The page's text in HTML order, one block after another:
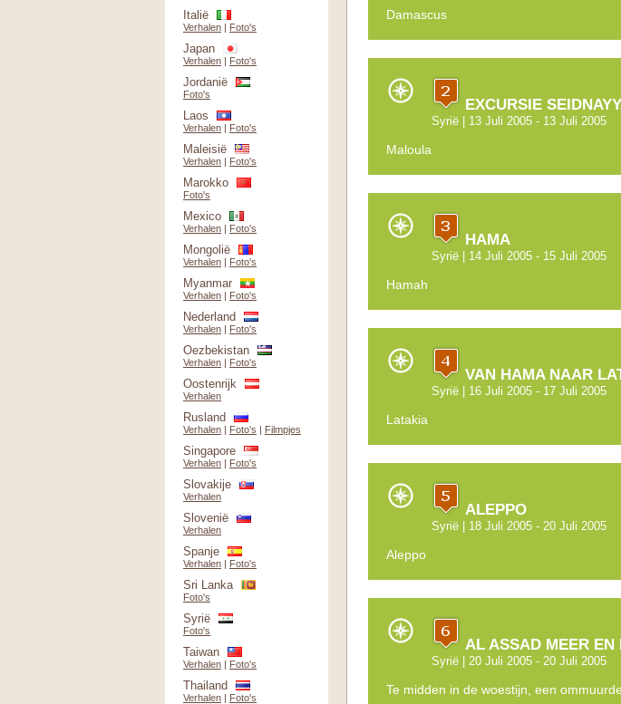
Damascus
EXCURSIE
Syrië| 13 Juli 2005 - 13 Juli 2005
Maloula
HAMA
Syrië| 14 Juli 2005 - 15 Juli 2005
Hamah
VAN HAMA NAAR
Syrië| 16 Juli 2005 - 17 Juli 2005
Latakia
ALEPPO
Syrië| 18 Juli 2005 - 20 Juli 2005
Aleppo
AL ASSAD MEER EN
Syrië| 20 Juli 2005 - 20 Juli 2005
Te midden in de woestijn, een
Italië
Verhalen | Foto's
Japan
Verhalen | Foto's
Jordanië
Foto's
Laos
Verhalen | Foto's
Maleisië
Verhalen | Foto's
Marokko
Foto's
Mexico
Verhalen | Foto's
Mongolië
Verhalen | Foto's
Myanmar
Verhalen | Foto's
Nederland
Verhalen | Foto's
Oezbekistan
Verhalen | Foto's
Oostenrijk
Verhalen
Rusland
Verhalen | Foto's | Filmpjes
Singapore
Verhalen | Foto's
Slovakije
Verhalen
Slovenië
Verhalen
Spanje
Verhalen | Foto's
Sri Lanka
Foto's
Syrië
Foto's
Taiwan
Verhalen | Foto's
Thailand
Verhalen | Foto's